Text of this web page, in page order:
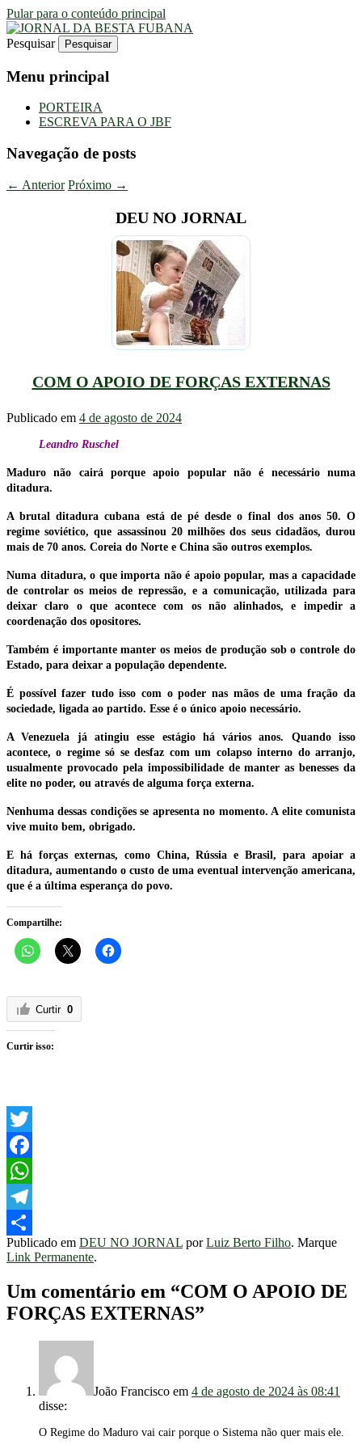
Pular para o conteúdo principal
JORNAL DA BESTA FUBANA
Uma Gazeta Escrota
Pesquisar
Menu principal
PORTEIRA
ESCREVA PARA O JBF
Navegação de posts
← Anterior Próximo →
DEU NO JORNAL
COM O APOIO DE FORÇAS EXTERNAS
Publicado em 4 de agosto de 2024
Leandro Ruschel
Maduro não cairá porque apoio popular não é necessário numa
ditadura.
A brutal ditadura cubana está de pé desde o final dos anos 50. O
regime soviético, que assassinou 20 milhões dos seus cidadãos, durou
mais de 70 anos. Coreia do Norte e China são outros exemplos.
Numa ditadura, o que importa não é apoio popular, mas a capacidade
de controlar os meios de repressão, e a comunicação, utilizada para
deixar claro o que acontece com os não alinhados, e impedir a
coordenação dos opositores.
Também é importante manter os meios de produção sob o controle do
Estado, para deixar a população dependente.
É possível fazer tudo isso com o poder nas mãos de uma fração da
sociedade, ligada ao partido. Esse é o único apoio necessário.
A Venezuela já atingiu esse estágio há vários anos. Quando isso
acontece, o regime só se desfaz com um colapso interno do arranjo,
usualmente provocado pela impossibilidade de manter as benesses da
elite no poder, ou através de alguma força externa.
Nenhuma dessas condições se apresenta no momento. A elite comunista
vive muito bem, obrigado.
E há forças externas, como China, Rússia e Brasil, para apoiar a
ditadura, aumentando o custo de uma eventual intervenção americana,
que é a última esperança do povo.
Compartilhe:
Curtir 0
Curtir isso:
Twitter
Facebook
WhatsApp
Telegram
Share
Publicado em DEU NO JORNAL porLuiz Berto Filho. Marque
Link Permanente.
Um comentário em “COM O APOIO DE
FORÇAS EXTERNAS”
João Francisco em 4 de agosto de 2024 às 08:41
disse:
O Regime do Maduro vai cair porque o Sistema não quer mais ele.